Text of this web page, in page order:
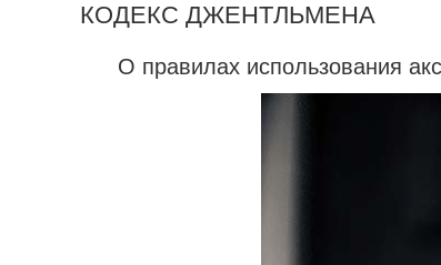
КОДЕКС ДЖЕНТЛЬМЕНА
О правилах использования